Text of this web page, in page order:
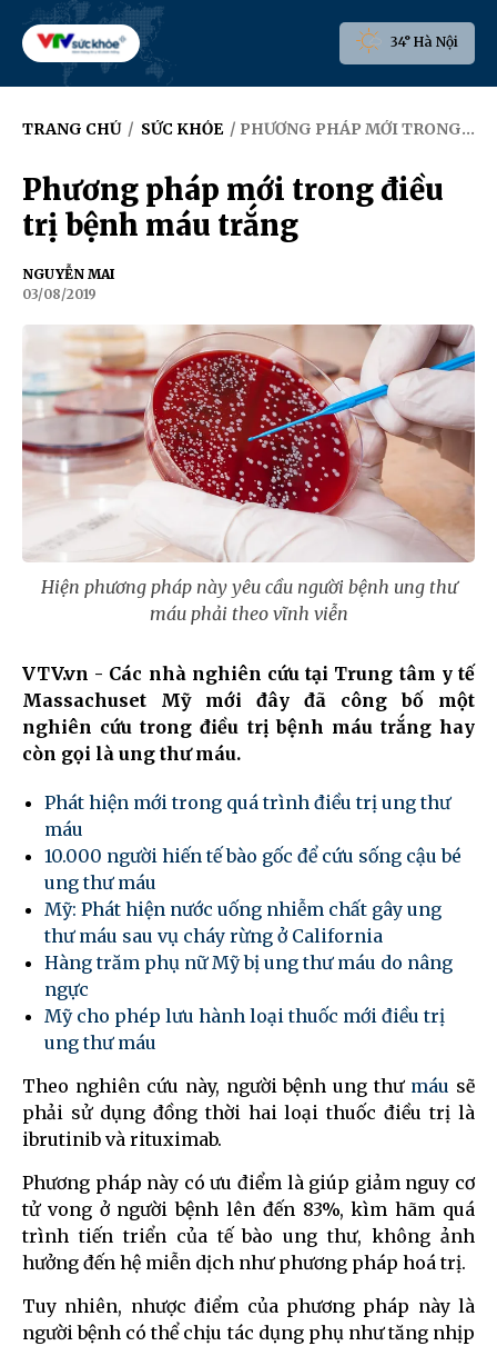
34° Hà Nội
TRANG CHỦ / SỨC KHỎE / PHƯƠNG PHÁP MỚI TRONG ĐIỀU TRỊ BỆNH MÁU TRẮNG
Phương pháp mới trong điều
trị bệnh máu trắng
NGUYỄN MAI
03/08/2019
Hiện phương pháp này yêu cầu người bệnh ung thư
máu phải theo vĩnh viễn
VTV.vn - Các nhà nghiên cứu tại Trung tâm y tế
Massachuset Mỹ mới đây đã công bố một
nghiên cứu trong điều trị bệnh máu trắng hay
còn gọi là ung thư máu.
Phát hiện mới trong quá trình điều trị ung thư
máu
10.000 người hiến tế bào gốc để cứu sống cậu bé
ung thư máu
Mỹ: Phát hiện nước uống nhiễm chất gây ung
thư máu sau vụ cháy rừng ở California
Hàng trăm phụ nữ Mỹ bị ung thư máu do nâng
ngực
Mỹ cho phép lưu hành loại thuốc mới điều trị
ung thư máu
Theo nghiên cứu này, người bệnh ung thư máu sẽ
phải sử dụng đồng thời hai loại thuốc điều trị là
ibrutinib và rituximab.
Phương pháp này có ưu điểm là giúp giảm nguy cơ
tử vong ở người bệnh lên đến 83%, kìm hãm quá
trình tiến triển của tế bào ung thư, không ảnh
hưởng đến hệ miễn dịch như phương pháp hoá trị.
Tuy nhiên, nhược điểm của phương pháp này là
người bệnh có thể chịu tác dụng phụ như tăng nhịp